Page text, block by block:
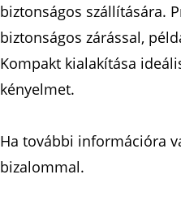
biztonságos szállítására.
biztonságos zárással,
Kompakt kialakítása
kényelmet.
Ha további információra
bizalommal.